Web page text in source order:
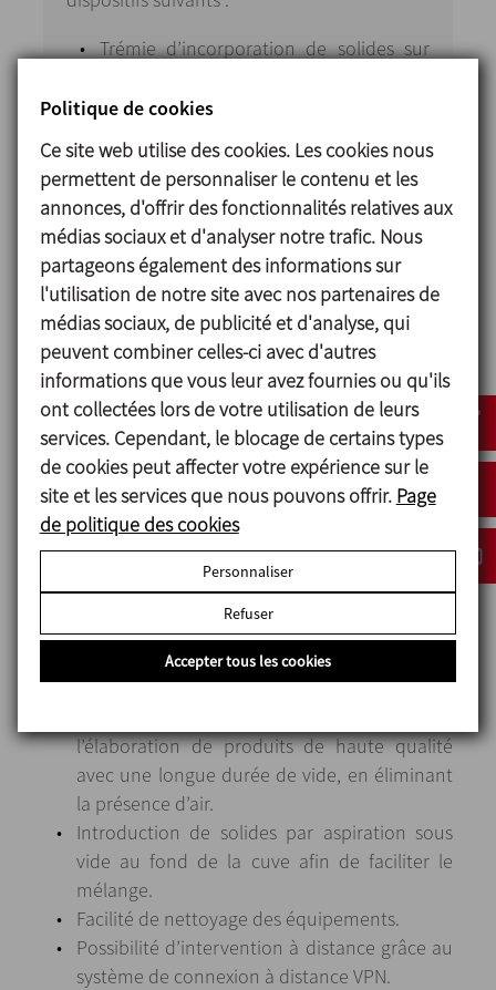
Trémie d’incorporation de solides sur
Soupape de décharge de siège de fond
Agitateur à contre-rotation doté de
racleurs.
Système de vide avec pompe à anneau
liquide.
Tableau électrique de commande avec
système de recettes semi-automatique.
Système VPN pour la connexion à
distance.
Système de levage hydraulique et
centrale hydraulique à commande
bimanuelle conformément à la
directive machines.
Points forts
Mélange efficace grâce à l’agitateur à contre-
rotation, produisant le mélange dans un
temps optimal.
l’élaboration de produits de haute qualité
avec une longue durée de vide, en éliminant
la présence d’air.
Introduction de solides par aspiration sous
vide au fond de la cuve afin de faciliter le
mélange.
Facilité de nettoyage des équipements.
Possibilité d’intervention à distance grâce au
système de connexion à distance VPN.
Politique de cookies
Ce site web utilise des cookies. Les cookies nous
permettent de personnaliser le contenu et les
annonces, d'offrir des fonctionnalités relatives aux
médias sociaux et d'analyser notre trafic. Nous
partageons également des informations sur
l'utilisation de notre site avec nos partenaires de
médias sociaux, de publicité et d'analyse, qui
peuvent combiner celles-ci avec d'autres
informations que vous leur avez fournies ou qu'ils
ont collectées lors de votre utilisation de leurs
services. Cependant, le blocage de certains types
de cookies peut affecter votre expérience sur le
site et les services que nous pouvons offrir. Page
de politique des cookies
Personnaliser
Refuser
Accepter tous les cookies